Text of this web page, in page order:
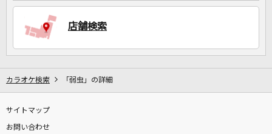
店舗検索
カラオケ検索 「弱虫」の詳細
サイトマップ
お問い合わせ